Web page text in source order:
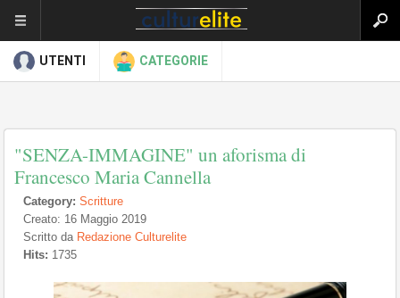
UTENTI CATEGORIE
"SENZA-IMMAGINE" un aforisma di
Francesco Maria Cannella
Category: Scritture
Creato: 16 Maggio 2019
Scritto da Redazione Culturelite
Hits: 1735